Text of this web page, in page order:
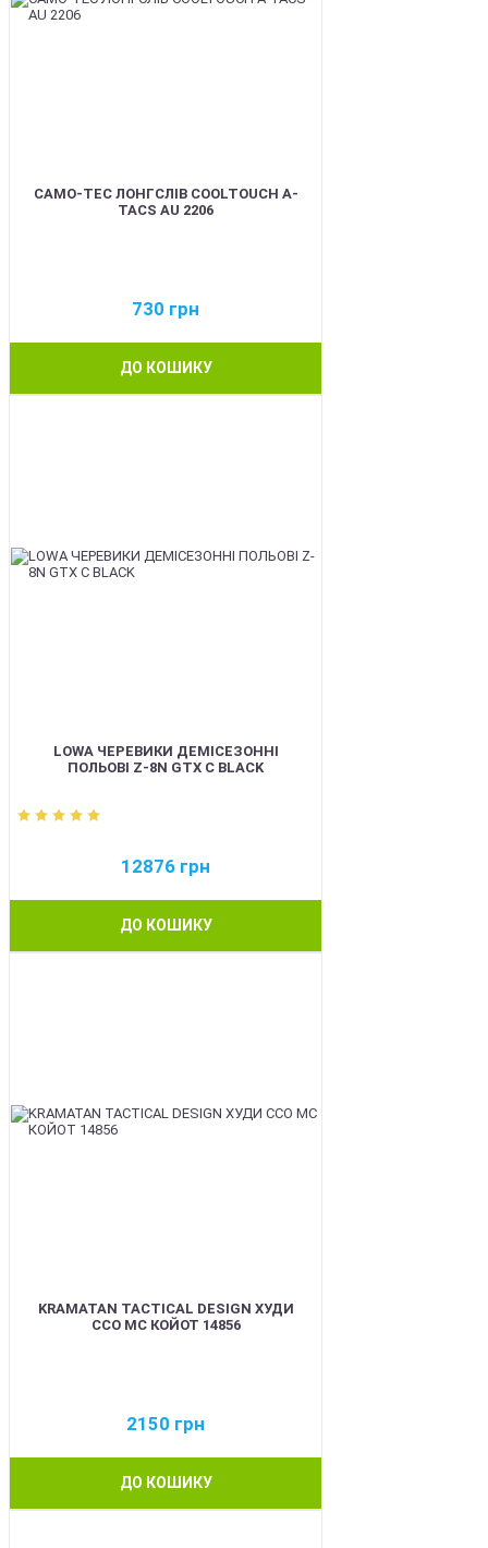
CAMO-TEC ЛОНГСЛІВ COOLTOUCH A-
TACS AU 2206
730 грн
ДО КОШИКУ
LOWA ЧЕРЕВИКИ ДЕМІСЕЗОННІ
ПОЛЬОВІ Z-8N GTX C BLACK
12876 грн
ДО КОШИКУ
KRAMATAN TACTICAL DESIGN ХУДИ
ССО МС КОЙОТ 14856
2150 грн
ДО КОШИКУ